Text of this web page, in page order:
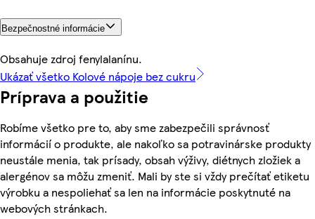
Bezpečnostné informácie
Obsahuje zdroj fenylalanínu.
Ukázať všetko Kolové nápoje bez cukru
Príprava a použitie
Robíme všetko pre to, aby sme zabezpečili správnosť
informácií o produkte, ale nakoľko sa potravinárske produkty
neustále menia, tak prísady, obsah výživy, diétnych zložiek a
alergénov sa môžu zmeniť. Mali by ste si vždy prečítať etiketu
výrobku a nespoliehať sa len na informácie poskytnuté na
webových stránkach.